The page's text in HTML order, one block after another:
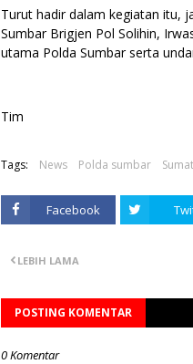
Turut hadir dalam kegiatan itu,
Sumbar Brigjen Pol Solihin,
utama Polda Sumbar serta
Tim
Tags: News Polda sumbar
Facebook
LEBIH LAMA
POSTING KOMENTAR
0 Komentar